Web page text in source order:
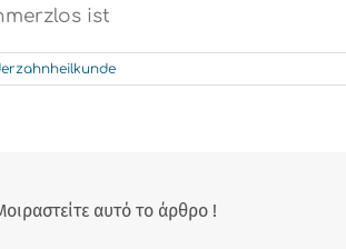
ist
αυτό το άρθρο !